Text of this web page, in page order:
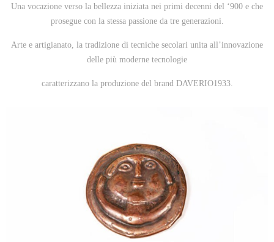
Una vocazione verso la bellezza iniziata nei primi decenni del ‘900 e che
prosegue con la stessa passione da tre generazioni.
Arte e artigianato, la tradizione di tecniche secolari unita all’innovazione
delle più moderne tecnologie
caratterizzano la produzione del brand DAVERIO1933.